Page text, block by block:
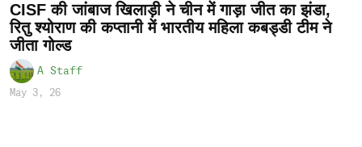
CISF की जांबाज खिलाड़ी ने चीन में गाड़ा जीत का झंडा,
रितु श्योराण की कप्तानी में भारतीय महिला कबड्डी टीम ने
जीता गोल्ड
A Staff
May 3, 26